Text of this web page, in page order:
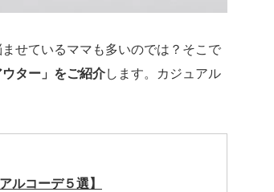
せているママも多いのでは？そこで
ター」をご紹介します。カジュアル
ルコーデ５選】